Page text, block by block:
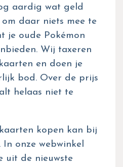
aardig wat geld
daar niets mee te
je oude Pokémon
Wij taxeren
en doen je
bod. Over de prijs
helaas niet te
kopen kan bij
onze webwinkel
uit de nieuwste